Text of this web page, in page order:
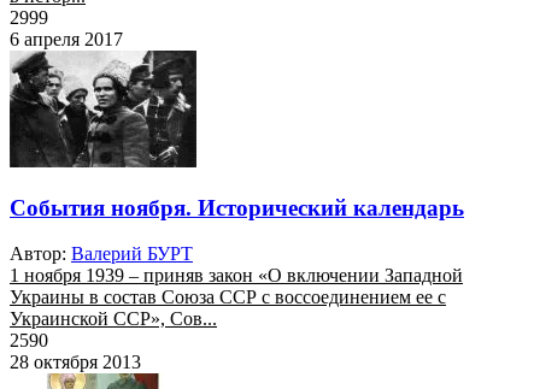
2999
6 апреля 2017
События ноября. Исторический календарь
Автор: Валерий БУРТ
1 ноября 1939 – приняв закон «О включении Западной
Украины в состав Союза ССР с воссоединением ее с
Украинской ССР», Сов...
2590
28 октября 2013